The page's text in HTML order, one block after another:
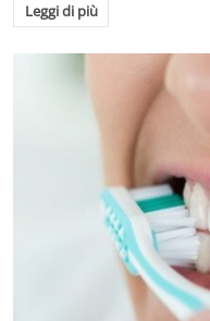
Leggi di più